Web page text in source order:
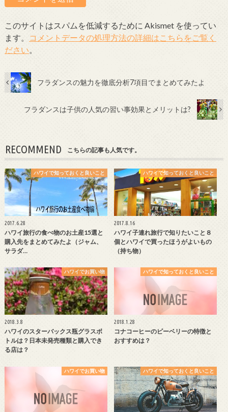
このサイトはスパムを低減するために Akismet を使ってい
ます。
コメントデータの処理方法の詳細はこちらをご覧く
ださい。
フラダンスの魅力を徹底分析7項目でまとめてみたよ
フラダンスは子供の人気の習い事効果とメリットは?
RECOMMEND こちらの記事も人気です。
ハワイで知っておくと良いこと
2017.6.28
ハワイ旅行の食べ物のお土産15選と
購入先をまとめてみたよ（ジャム、
サラダ…
ハワイで知っておくと良いこと
2017.8.16
ハワイ子連れ旅行で知りたいこと８
個とハワイで買ったほうがよいもの
（持ち物）
ハワイでお買い物
2018.3.8
ハワイのスターバックス瓶グラスボ
トルは？日本未発売種類と購入でき
る店は？
ハワイで知っておくと良いこと
2018.1.28
コナコーヒーのピーベリーの特徴と
おすすめは？
ハワイでお買い物 ハワイで知っておくと良いこと